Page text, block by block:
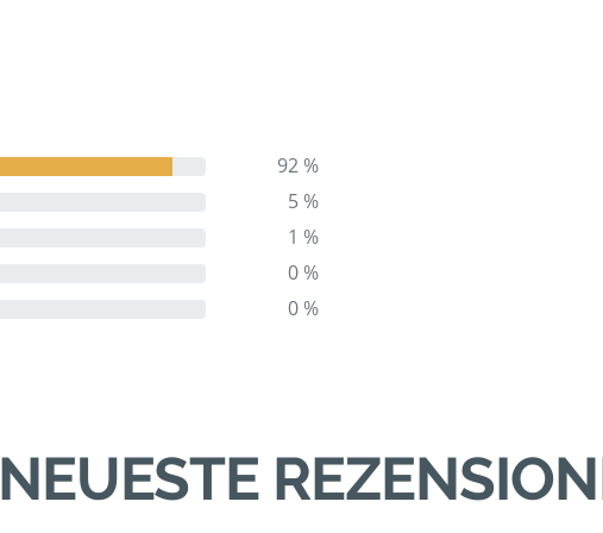
92 %
5 %
1 %
0 %
0 %
NEUESTE